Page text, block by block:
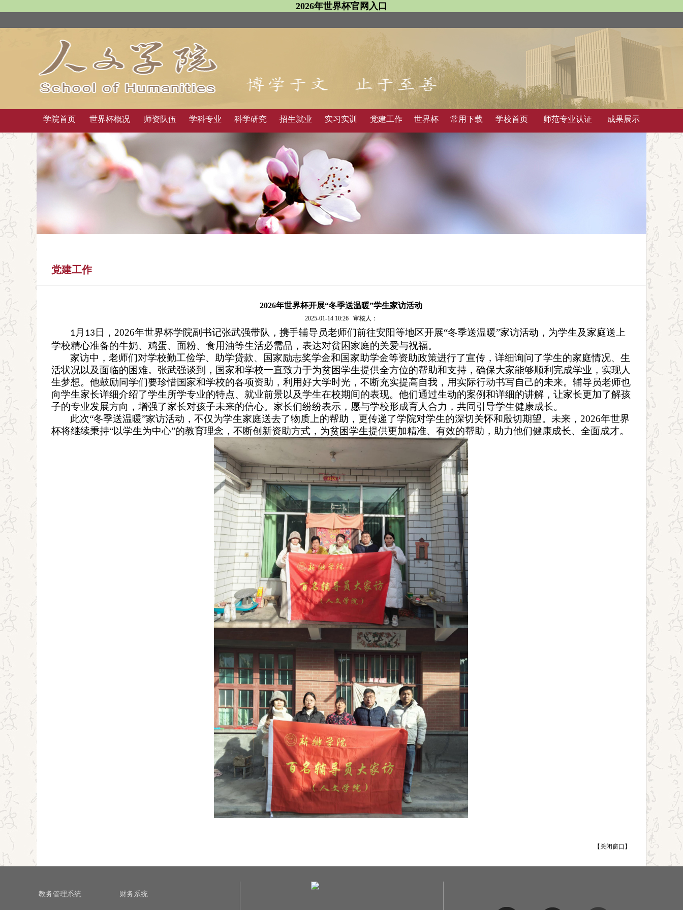
2026年世界杯官网入口
学院首页 世界杯概况 师资队伍 学科专业 科学研究 招生就业 实习实训 党建工作 世界杯 常用下载 学校首页 师范专业认证 成果展示
党建工作
‌2026年世界杯开展“冬季送温暖”学生家访活动
2025-01-14 10:26 审核人：
1 月 13 日 ，2026年世界杯学院副书记张武强带队，携手辅导员老师们前往安阳等地区开展“冬季送温暖”家访活动 ，为学生及家庭送 上
学校精心准备的牛奶、 鸡蛋、 面粉、食用油等生活必需品， 表达对贫困家庭的关爱与祝福。
家访中 ， 老师们对学校勤工俭学、 助学贷款、国家励志奖学金和国家助学金等资助政策进行了宣传 ，详细询问了学生的家庭情况、生
活状况以及面临的困难。 张武强谈到， 国家和学校一直致力于为贫困学生提供全方位的帮助和支持，确保大家能够顺利完成学业，实现人
生梦想。他鼓励同学们要珍惜国家和学校的各项资助，利用好大学时光，不断充实提高自我，用实际行动书写自己的未来。辅导员老师也
向学生家长详细介绍了学生所学专业的特点、就业前景以及学生在校期间的表现。他们通过生动的案例和详细的讲解，让家长更加了解孩
子的专业发展方向，增强了家长对孩子未来的信心。家长们纷纷表示 ， 愿与学校形成育人合力，共同引导学生健康成长。
此次“冬季送温暖”家访活动，不仅为学生家庭送去了物质上的帮助，更传递了学院对学生的深切关怀和殷切期望。未来 ， 2026年世界
杯将继续秉持“以学生为中心”的教育理念，不断创新资助方式，为贫困学生提供更加精准、有效的帮助，助力他们健康成长、全面成才。
【 关闭窗口 】
教务管理系统 财务系统